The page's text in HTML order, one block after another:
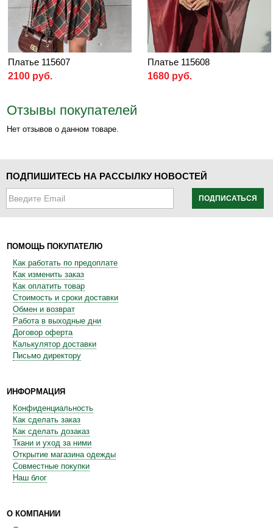
Платье 115607
2100 руб.
Платье 115608
1680 руб.
Отзывы покупателей
Нет отзывов о данном товаре.
ПОДПИШИТЕСЬ НА РАССЫЛКУ НОВОСТЕЙ
ПОДПИСАТЬСЯ
ПОМОЩЬ ПОКУПАТЕЛЮ
Как работать по предоплате
Как изменить заказ
Как оплатить товар
Стоимость и сроки доставки
Обмен и возврат
Работа в выходные дни
Договор оферта
Калькулятор доставки
Письмо директору
ИНФОРМАЦИЯ
Конфиденциальность
Как сделать заказ
Как сделать дозаказ
Ткани и уход за ними
Открытие магазина одежды
Совместные покупки
Наш блог
О КОМПАНИИ